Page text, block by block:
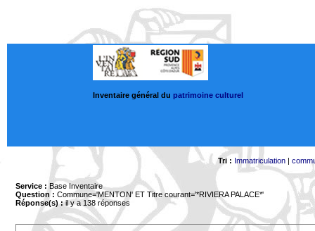
Inventaire général du patrimoine culturel
Tri : Immatriculation|
Service : Base Inventaire
Question : Commune='MENTON' ET Titre courant='*RIVIERA PALACE*'
Réponse(s) :il y a 138 réponses